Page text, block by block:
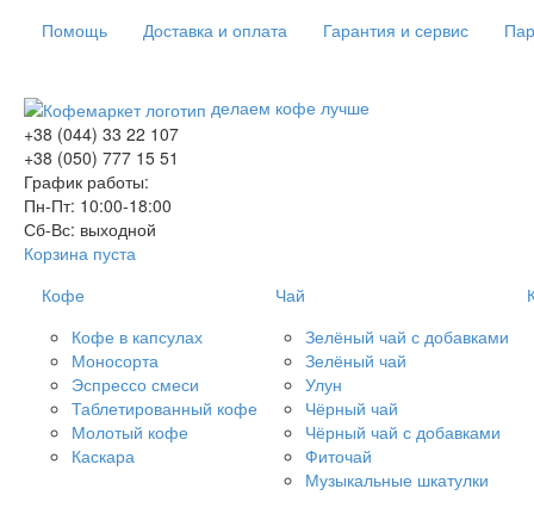
Помощь Доставка и оплата Гарантия и сервис
делаем кофе лучше
+38 (044) 33 22 107
+38 (050) 777 15 51
График работы:
Пн-Пт: 10:00-18:00
Сб-Вс: выходной
Корзина пуста
Кофе
Кофе в капсулах
Моносорта
Эспрессо смеси
Таблетированный кофе
Молотый кофе
Каскара
Чай
Зелёный чай с добавками
Зелёный чай
Улун
Чёрный чай
Чёрный чай с добавками
Фиточай
Музыкальные шкатулки